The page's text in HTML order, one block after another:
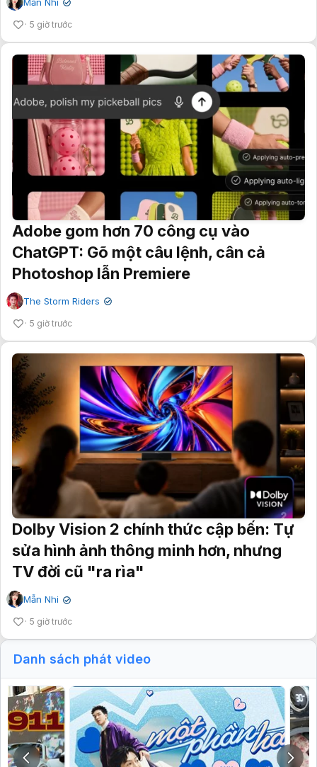
✔
5 giờ trước
Adobe gom hơn 70 công cụ vào
ChatGPT: Gõ một câu lệnh, cân cả
Photoshop lẫn Premiere
The Storm Riders ✔
5 giờ trước
Dolby Vision 2 chính thức cập bến: Tự
sửa hình ảnh thông minh hơn, nhưng
TV đời cũ "ra rìa"
Mẫn Nhi ✔
5 giờ trước
Danh sách phát video